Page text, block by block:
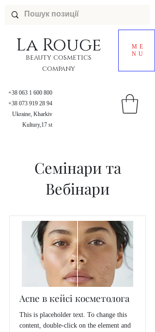
ME
NU
LaRouge
beauty cosmetics
company
+38 063 1 600 800
+38 073 919 28 94
Ukraine, Kharkiv
Kultury,17 st
Семінари та
Вебінари
Acne в кейсі косметолога
This is placeholder text. To change this
content, double-click on the element and